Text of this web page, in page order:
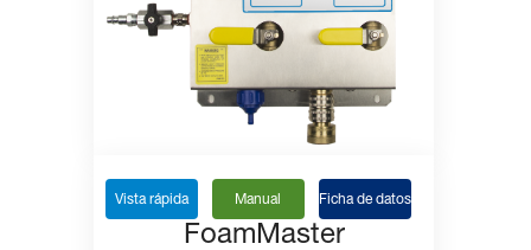
Vista rápida Manual Ficha de datos
FoamMaster